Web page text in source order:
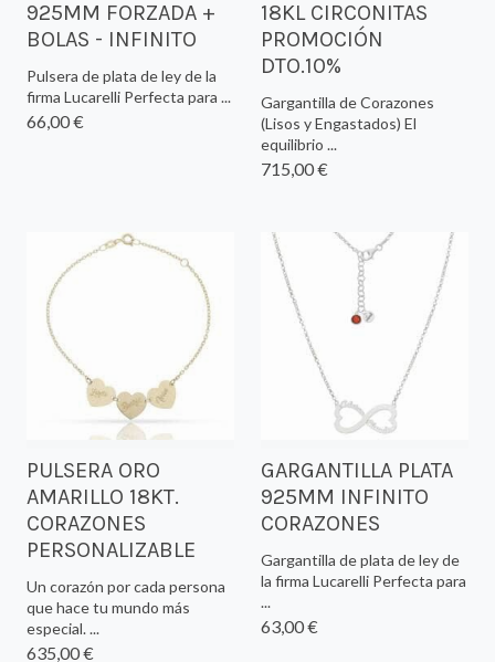
925MM FORZADA +
BOLAS - INFINITO
Pulsera de plata de ley de la
firma Lucarelli Perfecta para ...
66,00 €
18KL CIRCONITAS
PROMOCIÓN
DTO.10%
Gargantilla de Corazones
(Lisos y Engastados) El
equilibrio ...
715,00 €
PULSERA ORO
AMARILLO 18KT.
CORAZONES
PERSONALIZABLE
Un corazón por cada persona
que hace tu mundo más
especial. ...
635,00 €
GARGANTILLA PLATA
925MM INFINITO
CORAZONES
Gargantilla de plata de ley de
la firma Lucarelli Perfecta para
...
63,00 €